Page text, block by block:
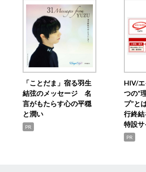
「ことだま」宿る羽生
結弦のメッセージ 名
言がもたらす心の平穏
と潤い
PR
HIV/
つの“
プ”と
行終
特設
PR